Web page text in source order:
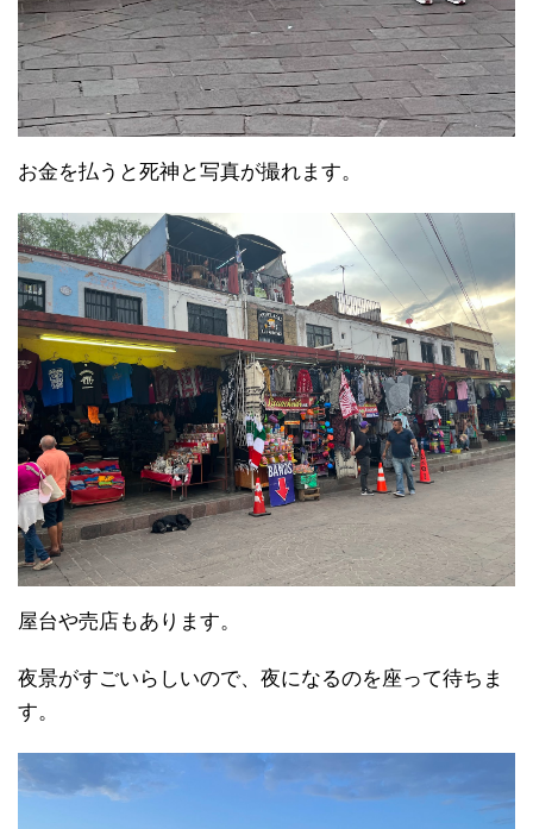
お金を払うと死神と写真が撮れます。
屋台や売店もあります。
夜景がすごいらしいので、夜になるのを座って待ちま
す。